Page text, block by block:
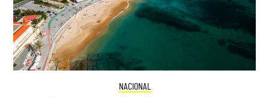
NACIONAL